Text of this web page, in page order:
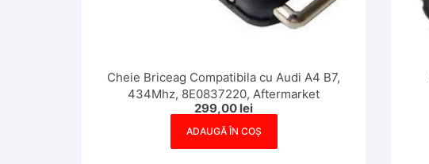
Cheie Briceag Compatibila cu Audi A4 B7,
434Mhz, 8E0837220, Aftermarket
299,00 lei
ADAUGĂ ÎN COȘ